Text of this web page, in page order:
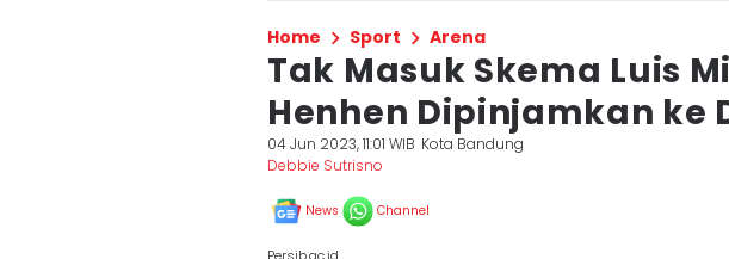
Home Sport Arena
Tak Masuk Skema Luis
Henhen Dipinjamkan ke
04 Jun 2023, 11:01 WIB Kota Bandung
Debbie Sutrisno
News Channel